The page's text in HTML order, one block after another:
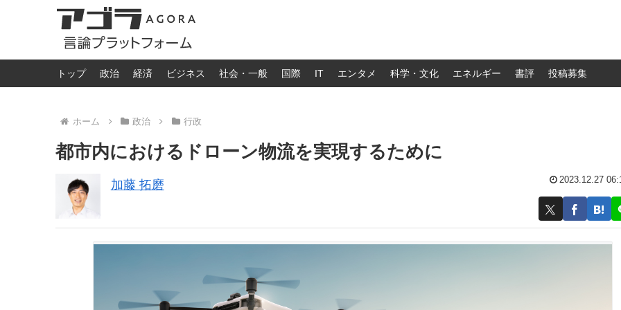
トップ 政治 経済 ビジネス 社会・一般 国際 IT エンタメ 科学・文化 エネルギー 書評 投稿募集
ホーム 政治 行政
都市内におけるドローン物流を実現するために
加藤 拓磨 2023.12.27